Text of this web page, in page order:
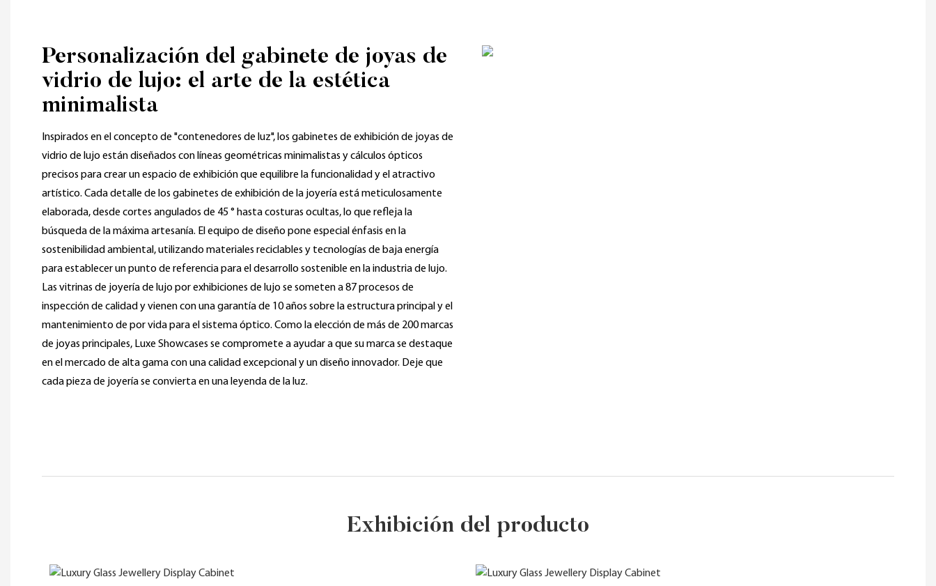
Personalización del gabinete de joyas de
vidrio de lujo: el arte de la estética
minimalista
Inspirados en el concepto de "contenedores de luz", los gabinetes de exhibición de joyas de
vidrio de lujo están diseñados con líneas geométricas minimalistas y cálculos ópticos
precisos para crear un espacio de exhibición que equilibre la funcionalidad y el atractivo
artístico. Cada detalle de los gabinetes de exhibición de la joyería está meticulosamente
elaborada, desde cortes angulados de 45 ° hasta costuras ocultas, lo que refleja la
búsqueda de la máxima artesanía. El equipo de diseño pone especial énfasis en la
sostenibilidad ambiental, utilizando materiales reciclables y tecnologías de baja energía
para establecer un punto de referencia para el desarrollo sostenible en la industria de lujo.
Las vitrinas de joyería de lujo por exhibiciones de lujo se someten a 87 procesos de
inspección de calidad y vienen con una garantía de 10 años sobre la estructura principal y el
mantenimiento de por vida para el sistema óptico. Como la elección de más de 200 marcas
de joyas principales, Luxe Showcases se compromete a ayudar a que su marca se destaque
en el mercado de alta gama con una calidad excepcional y un diseño innovador. Deje que
cada pieza de joyería se convierta en una leyenda de la luz.
Exhibición del producto